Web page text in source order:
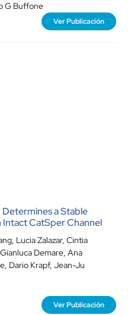
G Buffone
Ver Publicación
a Stable
CatSper Channel
, Lucia Zalazar, Cintia
Gianluca Demare, Ana
Dario Krapf, Jean-Ju
Ver Publicación